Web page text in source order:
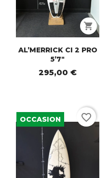
shopping_cart
AL’MERRICK CI 2 PRO
5’7"
295,00 €
OCCASION favorite_border